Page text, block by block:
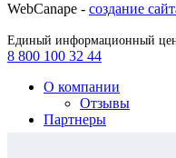
WebCanape - создание
Единый информационный
8 800 100 32 44
О компании
Отзывы
Партнеры